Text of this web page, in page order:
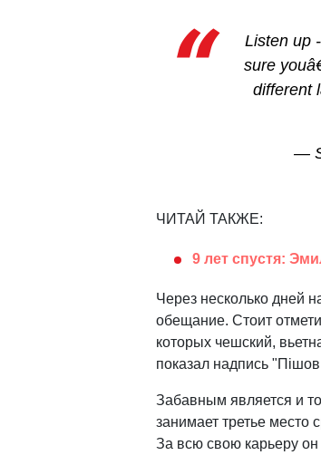
Listen up
sure
different
—
ЧИТАЙ ТАКЖЕ:
9 лет спустя:
Через несколько дней
обещание. Стоит
которых чешский,
показал надпись "Пішов
Забавным является и
занимает третье место
За всю свою карьеру